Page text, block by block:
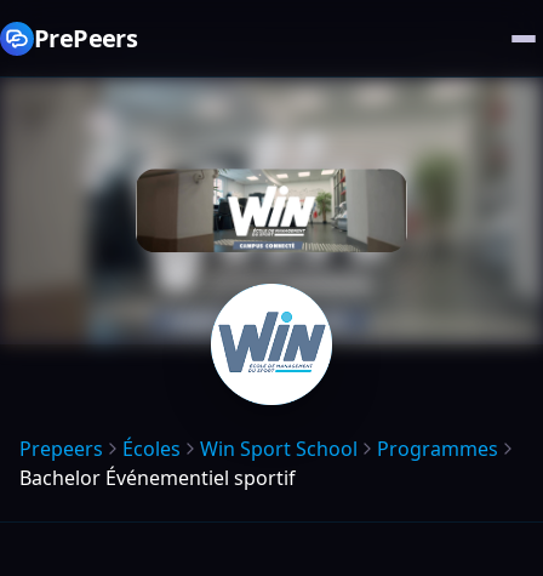
PrePeers
Prepeers Écoles Win Sport School
Programmes
Bachelor Événementiel sportif